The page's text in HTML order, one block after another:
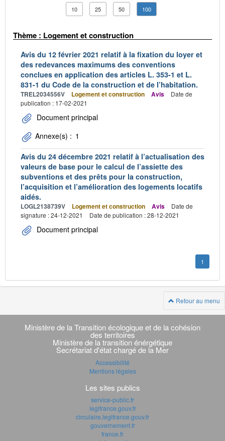
10 25 50 100
Thème : Logement et construction
Avis du 12 février 2021 relatif à la fixation du loyer et
des redevances maximums des conventions
conclues en application des articles L. 353-1 et L.
831-1 du Code de la construction et de l’habitation.
TREL2034556V Logement et construction Avis
Date de
publication : 17-02-2021
Document principal
Annexe(s) : 1
Avis du 24 décembre 2021 relatif à l’actualisation des
valeurs de base pour le calcul de l’assiette des
subventions et des prêts pour la construction,
l’acquisition et l’amélioration des logements locatifs
aidés.
LOGL2138739V Logement et construction Avis
Date de
signature : 24-12-2021
Date de publication : 28-12-2021
Document principal
1
Retour au menu
Navigation
transverse
Ministère de la Transition écologique et de la cohésion
des territoires
Ministère de la transition énérgétique
Secrétariat d'état chargé de la Mer
Accessibilité
Mentions légales
Les sites publics
service-public.fr
legifrance.gouv.fr
circulaire.legifrance.gouv.fr
gouvernement.fr
france.fr